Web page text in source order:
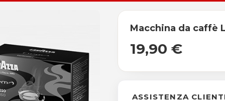
Macchina da caffè
19,90 €
ASSISTENZA